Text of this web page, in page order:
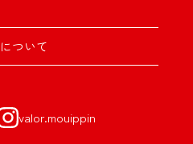
ついて
valor.mouippin